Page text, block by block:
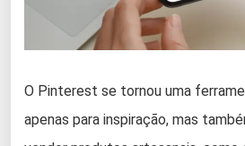
O Pinterest se tornou uma
apenas para inspiração, mas